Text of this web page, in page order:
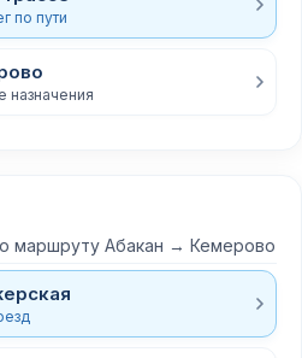
по пути
назначения
маршруту Абакан → Кемерово